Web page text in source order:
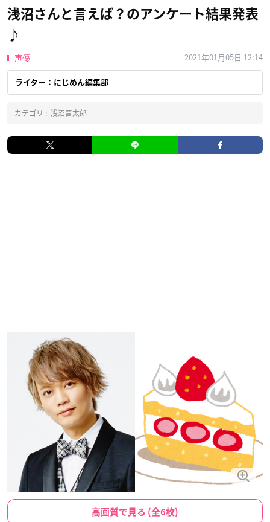
浅沼さんと言えば？のアンケート結果発表
♪
声優 2021年01月05日 12:14
ライター：にじめん編集部
カテゴリ : 浅沼晋太郎
高画質で見る (全6枚)